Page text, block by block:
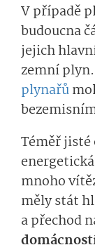
V případě
budoucna
jejich
zemní
plynařů
Téměř jisté
mnoho
měly stát
a přechod